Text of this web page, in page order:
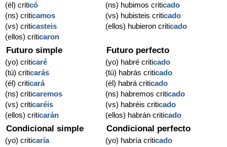
(él) criticó
(ns) criticamos
(vs) criticasteis
(ellos) criticaron
(ns) hubimos criticado
(vs) hubisteis criticado
(ellos) hubieron criticado
Futuro simple
(yo) criticaré
(tú) criticarás
(él) criticará
(ns) criticaremos
(vs) criticaréis
(ellos) criticarán
Futuro perfecto
(yo) habré criticado
(tú) habrás criticado
(él) habrá criticado
(ns) habremos criticado
(vs) habréis criticado
(ellos) habrán criticado
Condicional simple
(yo) criticaría
Condicional perfecto
(yo) habría criticado